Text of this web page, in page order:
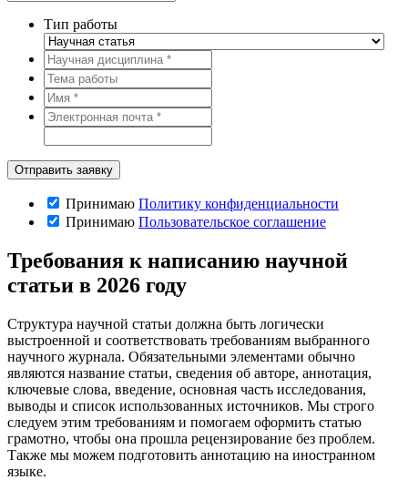
Тип работы
Принимаю Политику конфиденциальности
Принимаю Пользовательское соглашение
Требования к написанию научной
статьи в 2026 году
Структура научной статьи должна быть логически
выстроенной и соответствовать требованиям выбранного
научного журнала. Обязательными элементами обычно
являются название статьи, сведения об авторе, аннотация,
ключевые слова, введение, основная часть исследования,
выводы и список использованных источников. Мы строго
следуем этим требованиям и помогаем оформить статью
грамотно, чтобы она прошла рецензирование без проблем.
Также мы можем подготовить аннотацию на иностранном
языке.